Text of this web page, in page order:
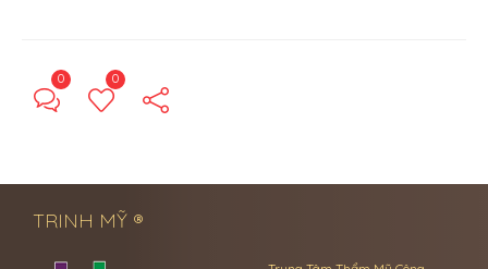
0 0
TRINH MỸ ®